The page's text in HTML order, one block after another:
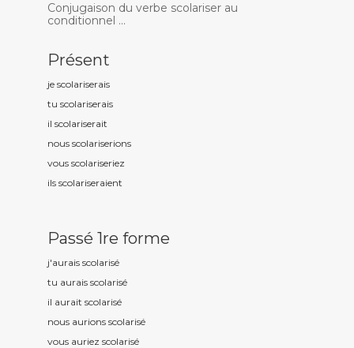
Conjugaison du verbe scolariser au
conditionnel ...
Présent
je scolariserais
tu scolariserais
il scolariserait
nous scolariserions
vous scolariseriez
ils scolariseraient
Passé 1re forme
j'aurais scolarisé
tu aurais scolarisé
il aurait scolarisé
nous aurions scolarisé
vous auriez scolarisé